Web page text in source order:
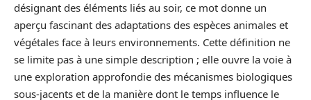
désignant des éléments liés au soir, ce mot donne un
aperçu fascinant des adaptations des espèces animales et
végétales face à leurs environnements. Cette définition ne
se limite pas à une simple description ; elle ouvre la voie à
une exploration approfondie des mécanismes biologiques
sous-jacents et de la manière dont le temps influence le